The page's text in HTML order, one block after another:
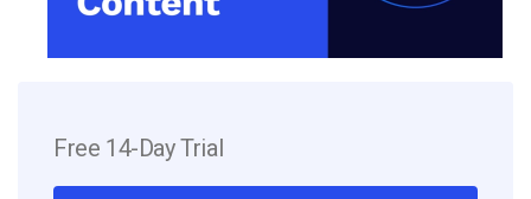
Free 14-Day Trial